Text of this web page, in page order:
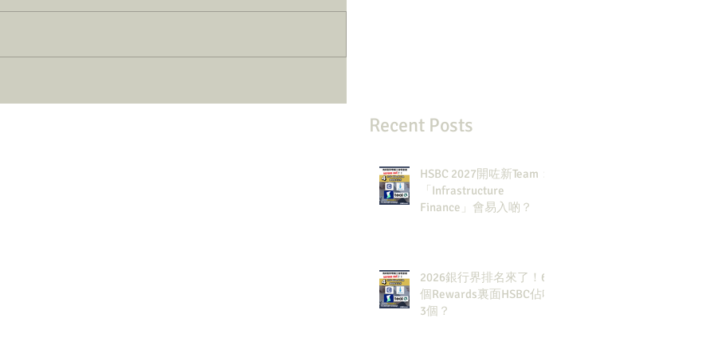
Recent Posts
HSBC 2027開咗新Team：
「Infrastructure
Finance」會易入啲？
2026銀行界排名來了！6
個Rewards裏面HSBC佔咗
3個？